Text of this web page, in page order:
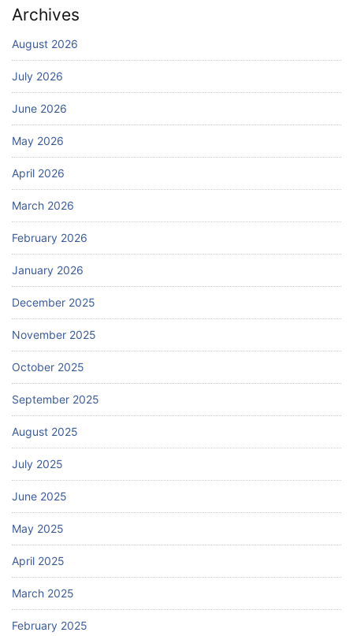
Archives
August 2026
July 2026
June 2026
May 2026
April 2026
March 2026
February 2026
January 2026
December 2025
November 2025
October 2025
September 2025
August 2025
July 2025
June 2025
May 2025
April 2025
March 2025
February 2025